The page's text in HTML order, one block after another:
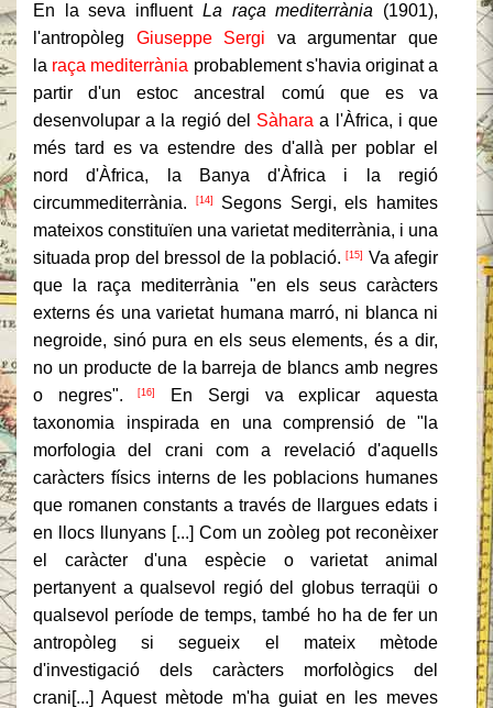
En la seva influent La raça mediterrània (1901),
l'antropòleg Giuseppe Sergi va argumentar que
la raça mediterrània probablement s'havia originat a
partir d'un estoc ancestral comú que es va
desenvolupar a la regió del Sàhara a l'Àfrica, i que
més tard es va estendre des d'allà per poblar el
nord d'Àfrica, la Banya d'Àfrica i la regió
circummediterrània.
[14]
Segons Sergi, els hamites
mateixos constituïen una varietat mediterrània, i una
situada prop del bressol de la població.[15]
Va afegir
que la raça mediterrània "en els seus caràcters
externs és una varietat humana marró, ni blanca ni
negroide, sinó pura en els seus elements, és a dir,
no un producte de la barreja de blancs amb negres
o negres".[16]
En Sergi va explicar aquesta
taxonomia inspirada en una comprensió de "la
morfologia del crani com a revelació d'aquells
caràcters físics interns de les poblacions humanes
que romanen constants a través de llargues edats i
en llocs llunyans [...] Com un zoòleg pot reconèixer
el caràcter d'una espècie o varietat animal
pertanyent a qualsevol regió del globus terraqüi o
qualsevol període de temps, també ho ha de fer un
antropòleg si segueix el mateix mètode
d'investigació dels caràcters morfològics del
crani[...] Aquest mètode m'ha guiat en les meves